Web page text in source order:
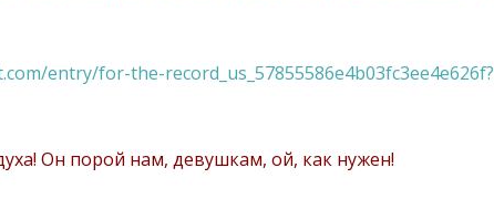
entry/for-the-record_us_57855586e4b03fc3ee4e626f?
Он порой нам, девушкам, ой, как нужен!